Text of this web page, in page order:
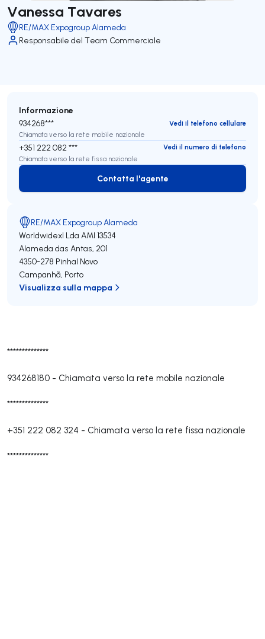
Vanessa Tavares
RE/MAX Expogroup Alameda
Responsabile del Team Commerciale
**************
934268180 - Chiamata verso la rete mobile nazionale
**************
+351 222 082 324 - Chiamata verso la rete fissa nazionale
**************
Informazione
934268***
Vedi il telefono cellulare
Chiamata verso la rete mobile nazionale
+351 222 082 ***
Vedi il numero di telefono
Chiamata verso la rete fissa nazionale
Contatta l'agente
Contatta l'agente
RE/MAX Expogroup Alameda
Worldwidexl Lda AMI 13534
Alameda das Antas, 201
4350-278 Pinhal Novo
Campanhã, Porto
Visualizza sulla mappa